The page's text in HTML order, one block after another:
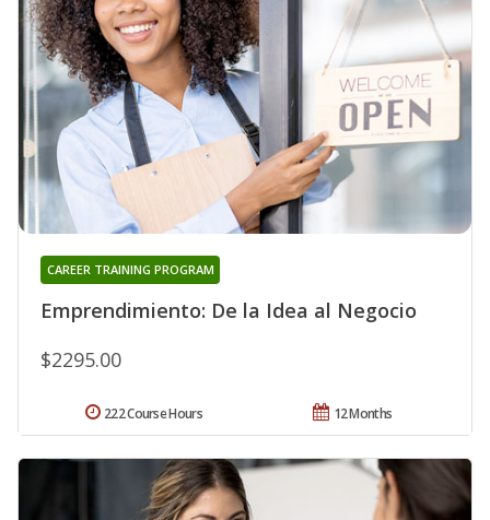
Emprendimiento: De la Idea al Negocio
CAREER TRAINING PROGRAM
$2295.00
12 Months
222 Course Hours